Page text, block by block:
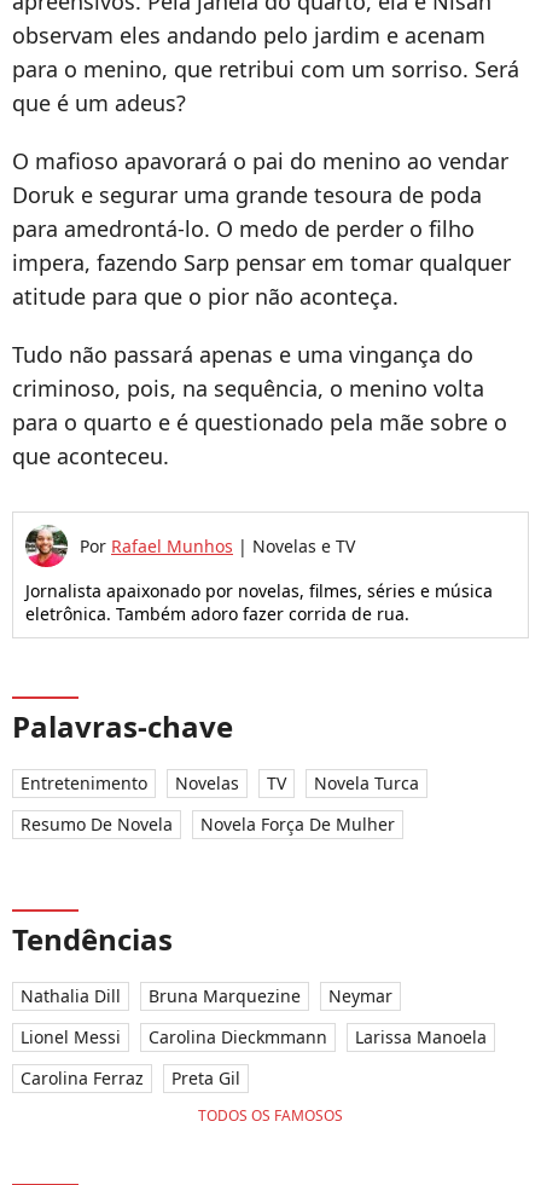
observam eles andando pelo jardim e acenam
para o menino, que retribui com um sorriso. Será
que é um adeus?
O mafioso apavorará o pai do menino ao vendar
Doruk e segurar uma grande tesoura de poda
para amedrontá-lo. O medo de perder o filho
impera, fazendo Sarp pensar em tomar qualquer
atitude para que o pior não aconteça.
Tudo não passará apenas e uma vingança do
criminoso, pois, na sequência, o menino volta
para o quarto e é questionado pela mãe sobre o
que aconteceu.
Por Rafael Munhos | Novelas e TV
Jornalista apaixonado por novelas, filmes, séries e música
eletrônica. Também adoro fazer corrida de rua.
Palavras-chave
Entretenimento Novelas TV
Novela Turca
Resumo De Novela
Novela Força De Mulher
Tendências
Nathalia Dill Bruna Marquezine
Neymar
Lionel Messi
Carolina Dieckmmann
Larissa Manoela
Carolina Ferraz
Preta Gil
TODOS OS FAMOSOS